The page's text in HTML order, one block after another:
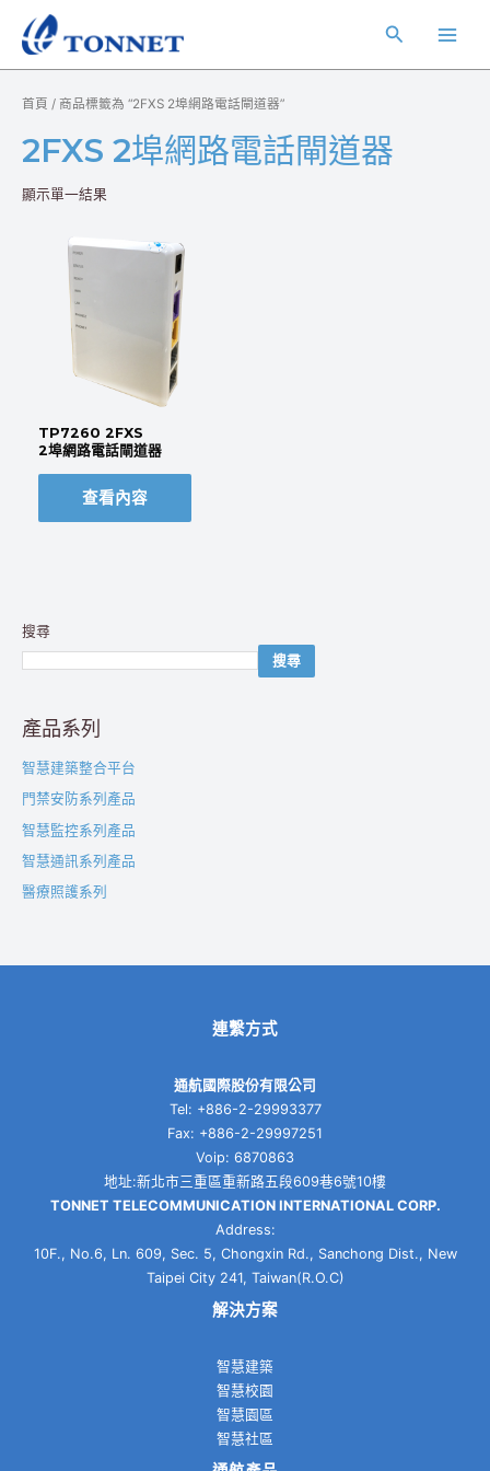
搜
尋
搜尋
搜尋
產品系列
智慧建築整合平台
門禁安防系列產品
智慧監控系列產品
智慧通訊系列產品
醫療照護系列
首頁 / 商品標籤為 “2FXS 2埠網路電話閘道器”
2FXS 2埠網路電話閘道器
顯示單一結果
TP7260 2FXS
2埠網路電話閘道器
查看內容
連繫方式
通航國際股份有限公司
Tel: +886-2-29993377
Fax: +886-2-29997251
Voip: 6870863
地址:新北市三重區重新路五段609巷6號10樓
TONNET TELECOMMUNICATION INTERNATIONAL CORP.
Address:
10F., No.6, Ln. 609, Sec. 5, Chongxin Rd., Sanchong Dist., New
Taipei City 241, Taiwan(R.O.C)
解決方案
智慧建築
智慧校園
智慧園區
智慧社區